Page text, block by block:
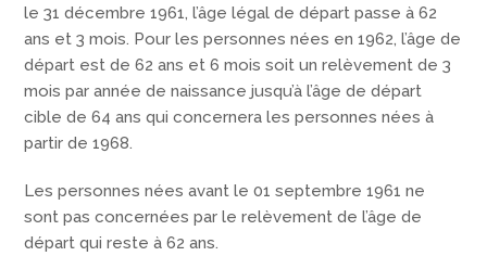
le 31 décembre 1961, l’âge légal de départ passe à 62
ans et 3 mois. Pour les personnes nées en 1962, l’âge de
départ est de 62 ans et 6 mois soit un relèvement de 3
mois par année de naissance jusqu’à l’âge de départ
cible de 64 ans qui concernera les personnes nées à
partir de 1968.
Les personnes nées avant le 01 septembre 1961 ne
sont pas concernées par le relèvement de l’âge de
départ qui reste à 62 ans.